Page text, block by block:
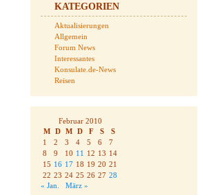
KATEGORIEN
Aktualisierungen
Allgemein
Forum News
Interessantes
Konsulate.de-News
Reisen
Februar 2010
M D M D F S
S
1
2 3 4 5 6
7
8
9 10 11 12 13 14
15 16 17 18 19 20 21
22 23 24 25 26 27 28
« Jan.
März »